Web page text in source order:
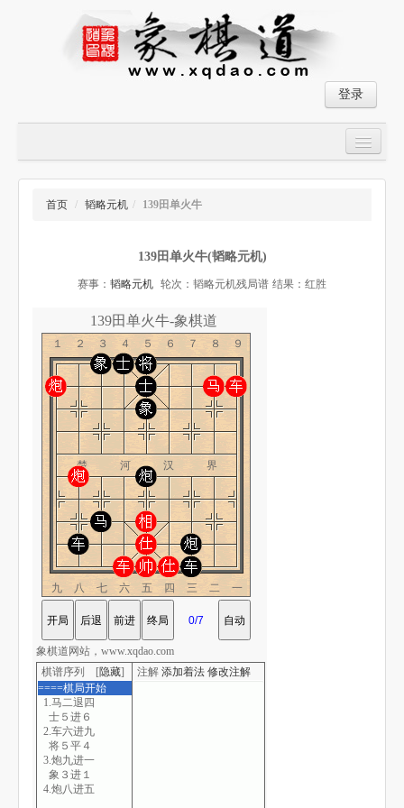
登录
大师对局
象棋小游戏
首页 / 韬略元机 / 139田单火牛
139田单火牛(韬略元机)
赛事： 韬略元机 轮次：韬略元机残局谱 结果：红胜
139田单火牛-象棋道
１２３４５６７８９
楚 河 汉 界
九八七六五四三二一
棋谱序列 [隐藏]
====棋局开始
1.马二退四
士５进６
2.车六进九
将５平４
3.炮九进一
象３进１
4.炮八进五
注解 添加着法 修改注解
象棋道网站，www.xqdao.com